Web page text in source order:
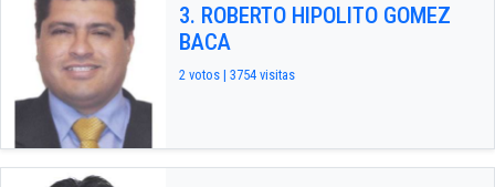
3. ROBERTO HIPOLITO GOMEZ
BACA
2 votos | 3754 visitas